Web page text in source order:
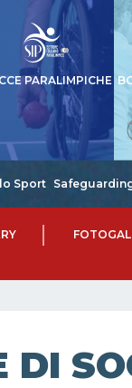
PARALIMPICHE
Sport
DI